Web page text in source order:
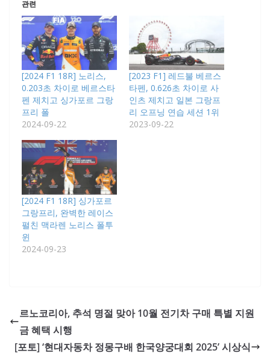
관련
[2024 F1 18R] 노리스,
0.203초 차이로 베르스타
펜 제치고 싱가포르 그랑
프리 폴
2024-09-22
[2023 F1] 레드불 베르스
타펜, 0.626초 차이로 사
인츠 제치고 일본 그랑프
리 오프닝 연습 세션 1위
2023-09-22
[2024 F1 18R] 싱가포르
그랑프리, 완벽한 레이스
펼친 맥라렌 노리스 폴투
윈
2024-09-23
르노코리아, 추석 명절 맞아 10월 전기차 구매 특별 지원
금 혜택 시행
[포토] ‘현대자동차 정몽구배 한국양궁대회 2025’ 시상식